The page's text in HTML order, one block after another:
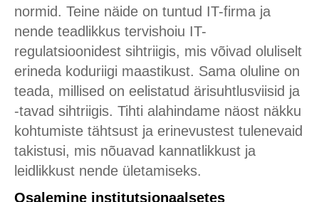
normid. Teine näide on tuntud IT-firma ja
nende teadlikkus tervishoiu IT-
regulatsioonidest sihtriigis, mis võivad oluliselt
erineda koduriigi maastikust. Sama oluline on
teada, millised on eelistatud ärisuhtlusviisid ja
-tavad sihtriigis. Tihti alahindame näost näkku
kohtumiste tähtsust ja erinevustest tulenevaid
takistusi, mis nõuavad kannatlikkust ja
leidlikkust nende ületamiseks.
Osalemine institutsionaalsetes